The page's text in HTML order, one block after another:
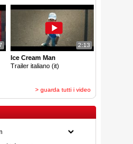
2:13
Ice Cream Man
Trailer italiano (it)
> guarda tutti i video